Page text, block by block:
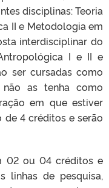
disciplinas: Teoria
II e Metodologia em
interdisciplinar do
I e II e
ser cursadas como
as tenha como
em que estiver
de 4 créditos e serão
02 ou 04 créditos e
linhas de pesquisa,